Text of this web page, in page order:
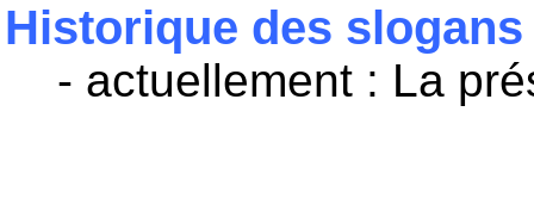
Historique des slogans
- actuellement : La